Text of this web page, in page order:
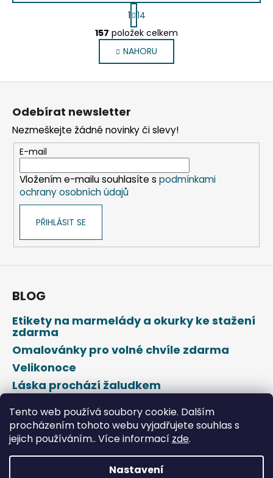
Tento web používá soubory cookie. Dalším
procházením tohoto webu vyjadřujete souhlas s
jejich používáním.. Více informací zde.
Nastavení
O
v
l
á
d
p
r
v
k
y
u
S
t
r
á
n
k
o
í
1 14
157 položek celkem
NAHORU
Odebírat newsletter
Nezmeškejte žádné novinky či slevy!
E-mail
Vložením e-mailu souhlasíte s podmínkami
ochrany osobních údajů
PŘIHLÁSIT SE
BLOG
Etikety na marmelády a okurky ke stažení
zdarma
Omalovánky pro volné chvíle zdarma
Velikonoce
Láska prochází žaludkem